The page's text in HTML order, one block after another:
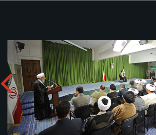
از نمایشگاه تولیدات علمی مؤسسه دارالحدیث
و پژوهشگران مؤسسه
دریافت آلبوم:zip